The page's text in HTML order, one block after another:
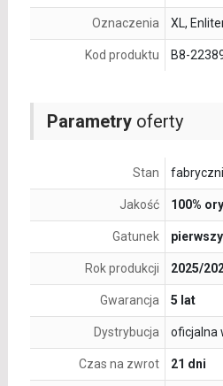
Parametryoferty
Stan
Jakość 100%
Gatunek pierwszy
Rok produkcji 2025/
Gwarancja 5 lat
Dystrybucja oficjalna
Czas na zwrot 21 dni
Oznaczenia XL,
Kod produktu B8-